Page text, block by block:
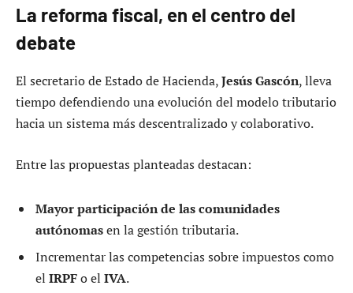
La reforma fiscal, en el centro del
debate
El secretario de Estado de Hacienda,Jesús Gascón, lleva
tiempo defendiendo una evolución del modelo tributario
hacia un sistema más descentralizado y colaborativo.
Entre las propuestas planteadas destacan:
Mayor participación de las comunidades
autónomasen la gestión tributaria.
Incrementar las competencias sobre impuestos como
el IRPFo el IVA.